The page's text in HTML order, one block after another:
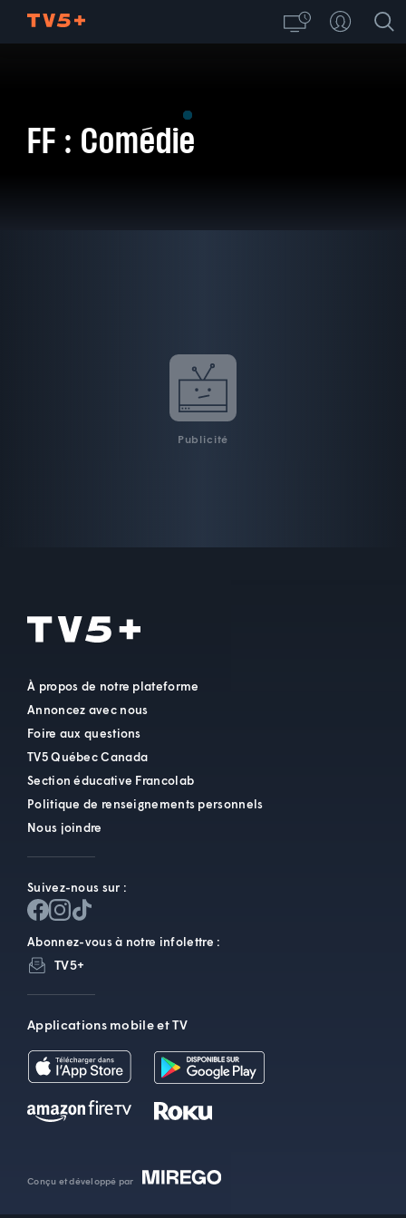
FF : Comédie
Publicité
À propos de notre plateforme
Annoncez avec nous
Foire aux questions
TV5 Québec Canada
Section éducative Francolab
Politique de renseignements personnels
Nous joindre
Suivez-nous sur :
Abonnez-vous à notre infolettre :
TV5+
Applications mobile et TV
Conçu et développé par